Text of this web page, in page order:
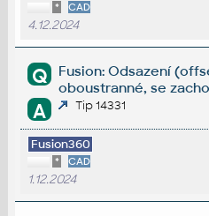
* CAD
4.12.2024
Q
Fusion: Odsazení
oboustranné, se
A Tip 14331
Fusion360
* CAD
1.12.2024